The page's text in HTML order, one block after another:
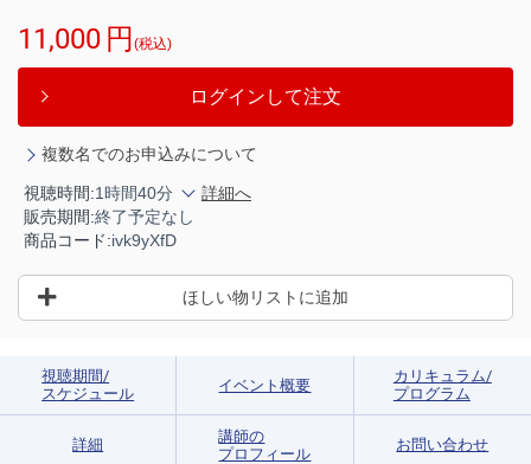
11,000 円 (税込)
ログインして注文
複数名でのお申込みについて
視聴時間:1時間40分
詳細へ
販売期間:終了予定なし
商品コード:ivk9yXfD
ほしい物リストに追加
視聴期間/
スケジュール
イベント概要
カリキュラム/
プログラム
詳細
講師の
プロフィール
お問い合わせ